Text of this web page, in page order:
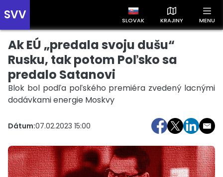
SVV SLOVAK KRAJINY MENU
Prehľad správ podľa krajín
Zobrazte si správy rozdelené podľa krajín a získajte rýchly
prehľad o dianí vo svete.
Ak EÚ „predala svoju dušu“
Rusku, tak potom Poľsko sa
predalo Satanovi
Blok bol podľa poľského premiéra zvedený lacnými
dodávkami energie Moskvy
Dátum:07.02.2023 15:00